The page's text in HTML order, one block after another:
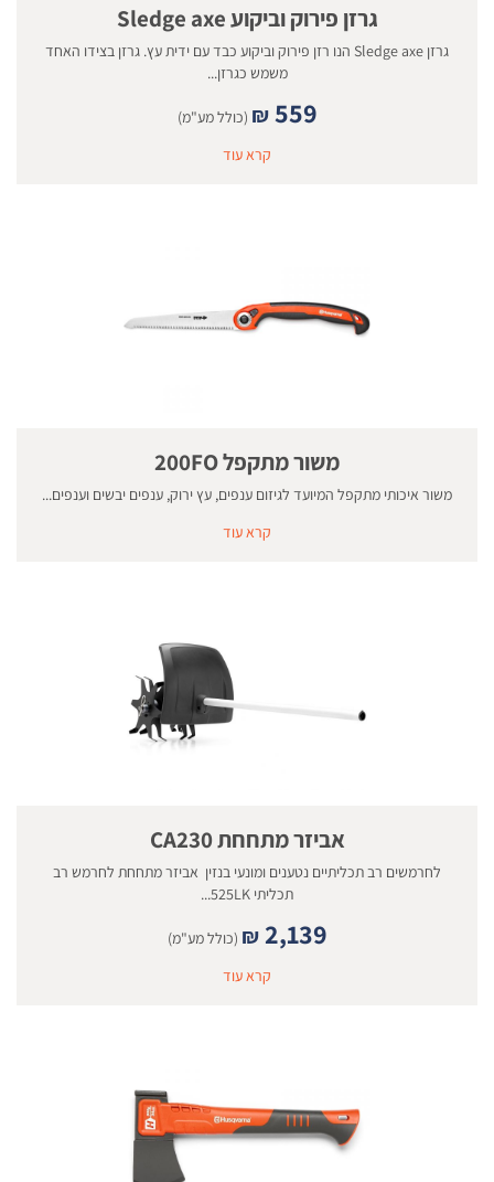
גרזן פירוק וביקוע Sledge axe
גרזן Sledge axe הנו רזן פירוק וביקוע כבד עם ידית עץ. גרזן בצידו האחד
משמש כגרזן...
₪ 559
(כולל מע"מ)
קרא עוד
משור מתקפל 200FO
משור איכותי מתקפל המיועד לגיזום ענפים, עץ ירוק, ענפים יבשים וענפים...
קרא עוד
אביזר מתחחת CA230
לחרמשים רב תכליתיים נטענים ומונעי בנזין אביזר מתחחת לחרמש רב
תכליתי 525LK...
₪ 2,139
(כולל מע"מ)
קרא עוד